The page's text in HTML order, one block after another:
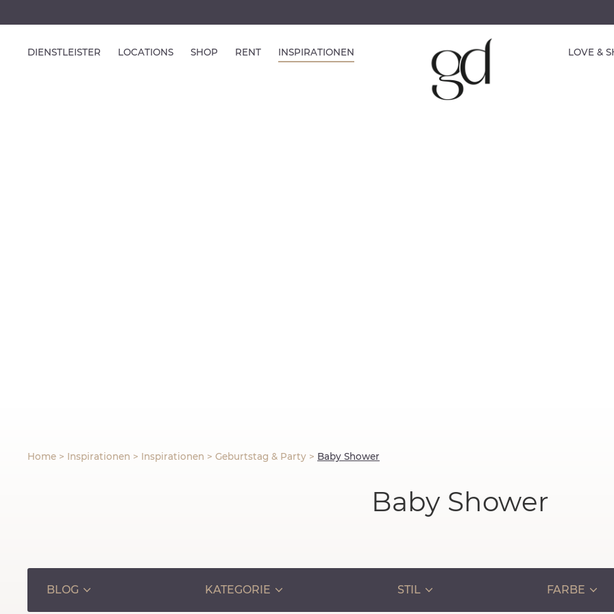
DIENSTLEISTER LOCATIONS SHOP RENT INSPIRATIONEN LOVE &
Home > Inspirationen > Inspirationen > Geburtstag & Party > Baby Shower
Baby Shower
BLOG KATEGORIE STIL FARBE